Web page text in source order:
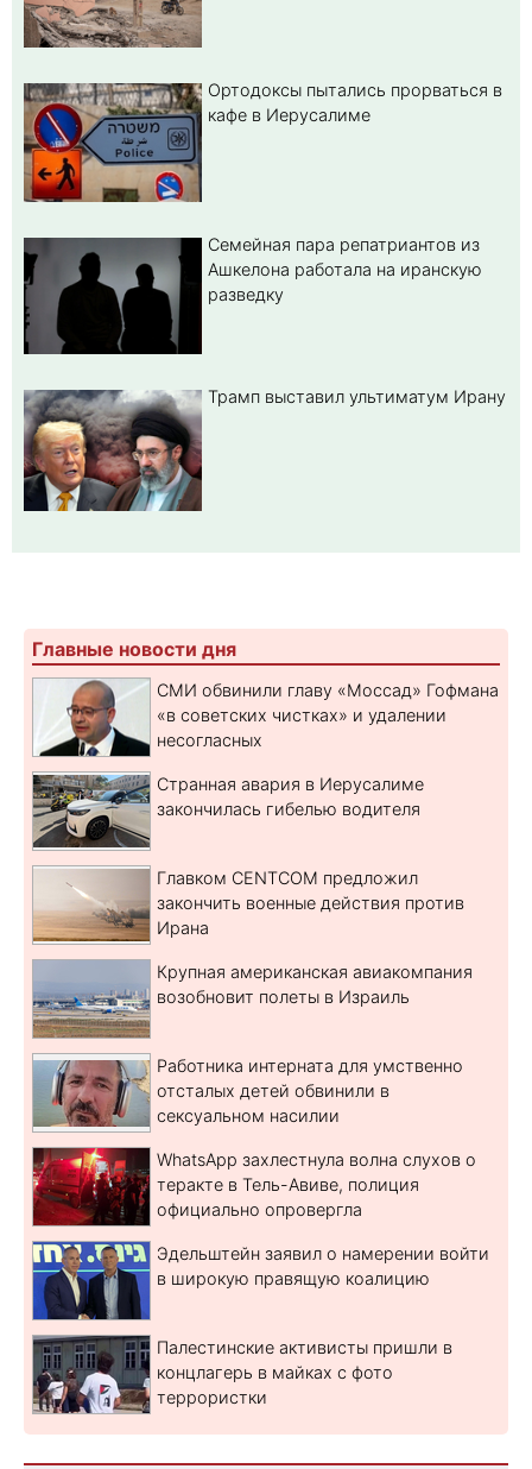
Ортодоксы пытались прорваться в
кафе в Иерусалиме
Семейная пара репатриантов из
Ашкелона работала на иранскую
разведку
Трамп выставил ультиматум Ирану
Главные новости дня
СМИ обвинили главу «Моссад» Гофмана
«в советских чистках» и удалении
несогласных
Странная авария в Иерусалиме
закончилась гибелью водителя
Главком CENTCOM предложил
закончить военные действия против
Ирана
Крупная американская авиакомпания
возобновит полеты в Израиль
Работника интерната для умственно
отсталых детей обвинили в
сексуальном насилии
WhatsApp захлестнула волна слухов о
теракте в Тель-Авиве, полиция
официально опровергла
Эдельштейн заявил о намерении войти
в широкую правящую коалицию
Палестинские активисты пришли в
концлагерь в майках с фото
террористки